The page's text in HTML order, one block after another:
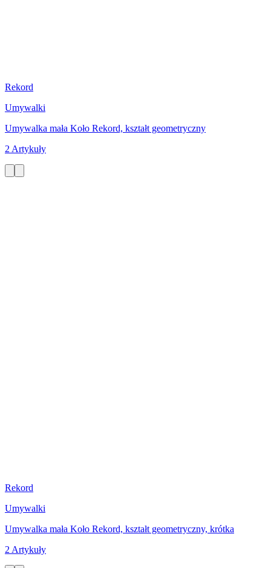
Rekord
Umywalki
Umywalka mała Koło Rekord, kształt geometryczny
2 Artykuły
Rekord
Umywalki
Umywalka mała Koło Rekord, kształt geometryczny, krótka
2 Artykuły